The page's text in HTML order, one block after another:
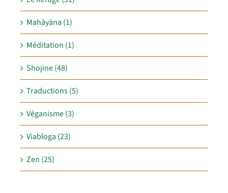
Mahāyāna (1)
Méditation (1)
Shojine (48)
Traductions (5)
Véganisme (3)
Viabloga (23)
Zen (25)